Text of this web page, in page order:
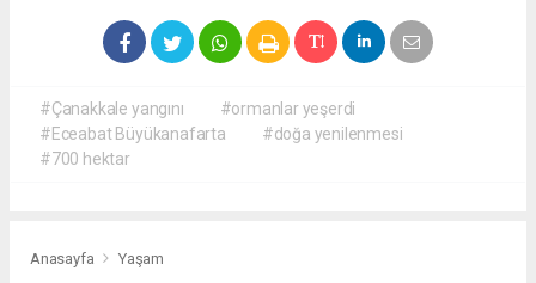
#Çanakkale yangını
#ormanlar yeşerdi
#Eceabat Büyükanafarta
#doğa yenilenmesi
#700 hektar
Anasayfa Yaşam